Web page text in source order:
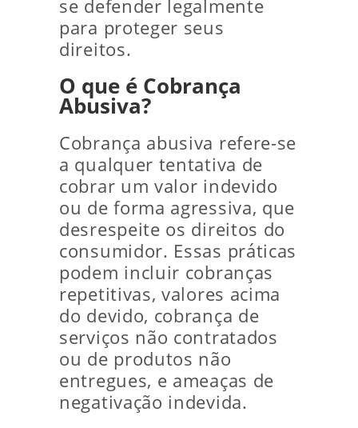
se defender legalmente
para proteger seus
direitos.
O que é Cobrança
Abusiva?
Cobrança abusiva refere-se
a qualquer tentativa de
cobrar um valor indevido
ou de forma agressiva, que
desrespeite os direitos do
consumidor. Essas práticas
podem incluir cobranças
repetitivas, valores acima
do devido, cobrança de
serviços não contratados
ou de produtos não
entregues, e ameaças de
negativação indevida.